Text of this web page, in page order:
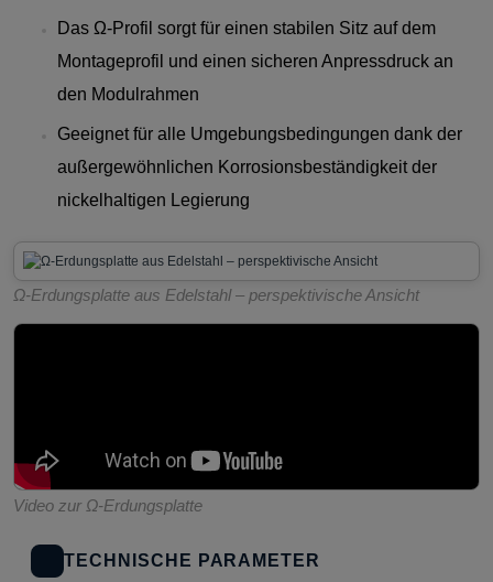
Das Ω-Profil sorgt für einen stabilen Sitz auf dem
Montageprofil und einen sicheren Anpressdruck an
den Modulrahmen
Geeignet für alle Umgebungsbedingungen dank der
außergewöhnlichen Korrosionsbeständigkeit der
nickelhaltigen Legierung
Ω-Erdungsplatte aus Edelstahl – perspektivische Ansicht
Video zur Ω-Erdungsplatte
TECHNISCHE PARAMETER